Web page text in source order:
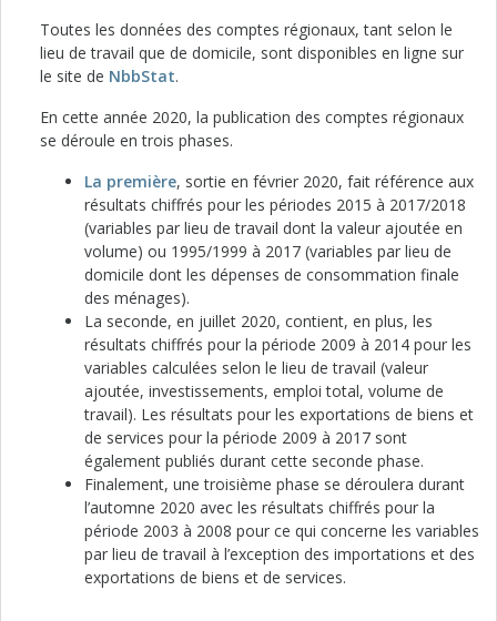
Toutes les données des comptes régionaux, tant selon le
lieu de travail que de domicile, sont disponibles en ligne sur
le site de NbbStat.
En cette année 2020, la publication des comptes régionaux
se déroule en trois phases.
La première, sortie en février 2020, fait référence aux
résultats chiffrés pour les périodes 2015 à 2017/2018
(variables par lieu de travail dont la valeur ajoutée en
volume) ou 1995/1999 à 2017 (variables par lieu de
domicile dont les dépenses de consommation finale
des ménages).
La seconde, en juillet 2020, contient, en plus, les
résultats chiffrés pour la période 2009 à 2014 pour les
variables calculées selon le lieu de travail (valeur
ajoutée, investissements, emploi total, volume de
travail). Les résultats pour les exportations de biens et
de services pour la période 2009 à 2017 sont
également publiés durant cette seconde phase.
Finalement, une troisième phase se déroulera durant
l’automne 2020 avec les résultats chiffrés pour la
période 2003 à 2008 pour ce qui concerne les variables
par lieu de travail à l’exception des importations et des
exportations de biens et de services.